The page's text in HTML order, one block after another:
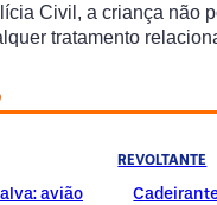
Civil, a criança não
tratamento
avião
REVOLTANTE